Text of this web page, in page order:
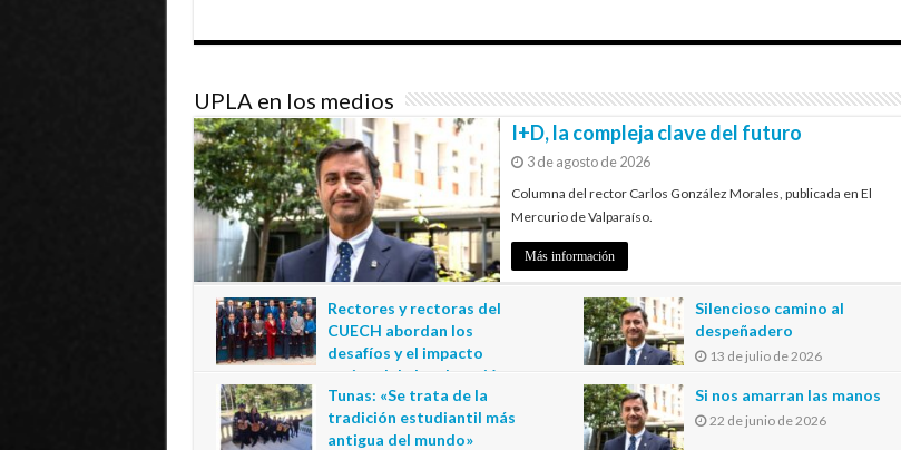
UPLA en los medios
I+D, la compleja clave del futuro
3 de agosto de 2026
Columna del rector Carlos González Morales, publicada en El
Mercurio de Valparaíso.
Más información
Rectores y rectoras del
CUECH abordan los
desafíos y el impacto
regional de la educación
estatal en Tarapacá
20 de julio de 2026
Silencioso camino al
despeñadero
13 de julio de 2026
Tunas: «Se trata de la
tradición estudiantil más
antigua del mundo»
Si nos amarran las manos
22 de junio de 2026